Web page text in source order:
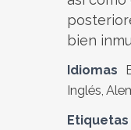
bien
Idiomas
Inglés,
Etiquetas